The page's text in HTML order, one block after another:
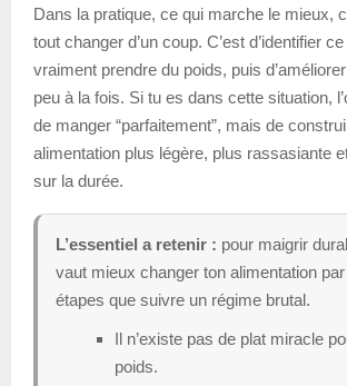
Dans la pratique, ce qui marche le mieux,
tout changer d’un coup. C’est d’identifier
vraiment prendre du poids, puis
peu à la fois. Si tu es dans cette situation,
de manger “parfaitement”, mais de
alimentation plus légère, plus rassasiante
sur la durée.
L’essentiel a retenir : pour maigrir
vaut mieux changer ton alimentation
étapes que suivre un régime brutal.
Il n’existe pas de plat miracle
poids.